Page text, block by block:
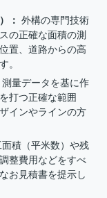
： 外構の専門技術
の正確な面積の測
置、道路からの高
。
測量データを基に作
打つ正確な範囲
インやラインの方
積（平米数）や残
整費用などをすべ
お見積書を提示し